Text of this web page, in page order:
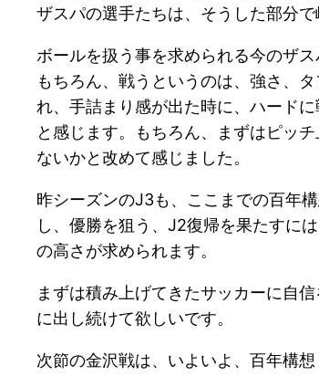
ザスパの選手たちは、そうした部分
ボールを扱う事を求められる今のザ
もちろん、戦うというのは、強さ、
れ、手詰まり感が出た時に、ハード
と感じます。もちろん、まずはピッ
ないかと改めて感じました。
昨シーズンのJ3も、ここまでの百年
し、優勝を狙う、J2復帰を果たすに
の高さが求められます。
まずは積み上げてきたサッカーに自
に出し続けて欲しいです。
次節の金沢戦は、いよいよ、百年構